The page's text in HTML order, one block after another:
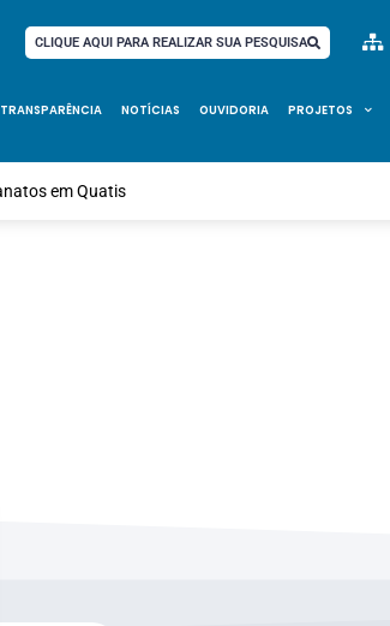
CLIQUE AQUI PARA REALIZAR SUA PESQUISA
TRANSPARÊNCIA NOTÍCIAS OUVIDORIA PROJETOS
em Quatis